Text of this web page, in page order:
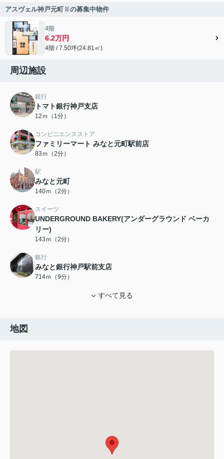
アスヴェル神戸元町Ⅱの募集中物件
4階
6.2万円
4階 / 7.50坪(24.81㎡)
周辺施設
銀行
トマト銀行神戸支店
12ｍ（1分）
コンビニエンスストア
ファミリーマート みなと元町駅前店
83ｍ（2分）
駅
みなと元町
140ｍ（2分）
スイーツ
UNDERGROUND BAKERY(アンダーグラウンド ベーカ
リー)
143ｍ（2分）
銀行
みなと銀行神戸駅前支店
714ｍ（9分）
すべて見る
地図